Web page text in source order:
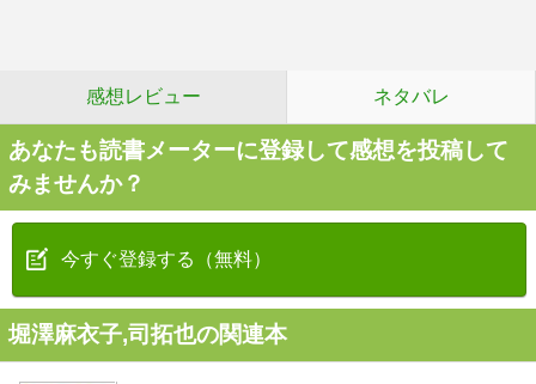
感想レビュー ネタバレ
あなたも読書メーターに登録して感想を投稿して
みませんか？
今すぐ登録する（無料）
堀澤麻衣子,司拓也の関連本